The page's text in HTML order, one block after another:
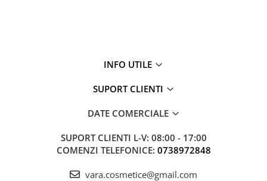
INFO UTILE
SUPORT CLIENTI
DATE COMERCIALE
SUPORT CLIENTI L-V: 08:00 - 17:00
COMENZI TELEFONICE: 0738972848
vara.cosmetice@gmail.com